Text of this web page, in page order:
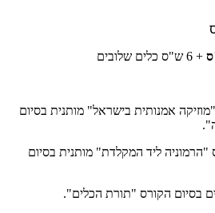
+ 6 ש"ס כלים שלובים
אמנותית בישראל" מותנית בסיום
"הרמוניה ליד המקלדת" מותנית בסיום